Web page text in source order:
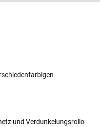
und Verdunkelungsrollo